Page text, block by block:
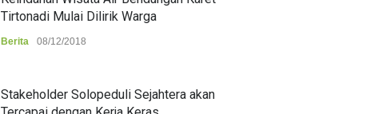
Tirtonadi Mulai Dilirik Warga
Berita 08/12/2018
Stakeholder Solopeduli Sejahtera akan